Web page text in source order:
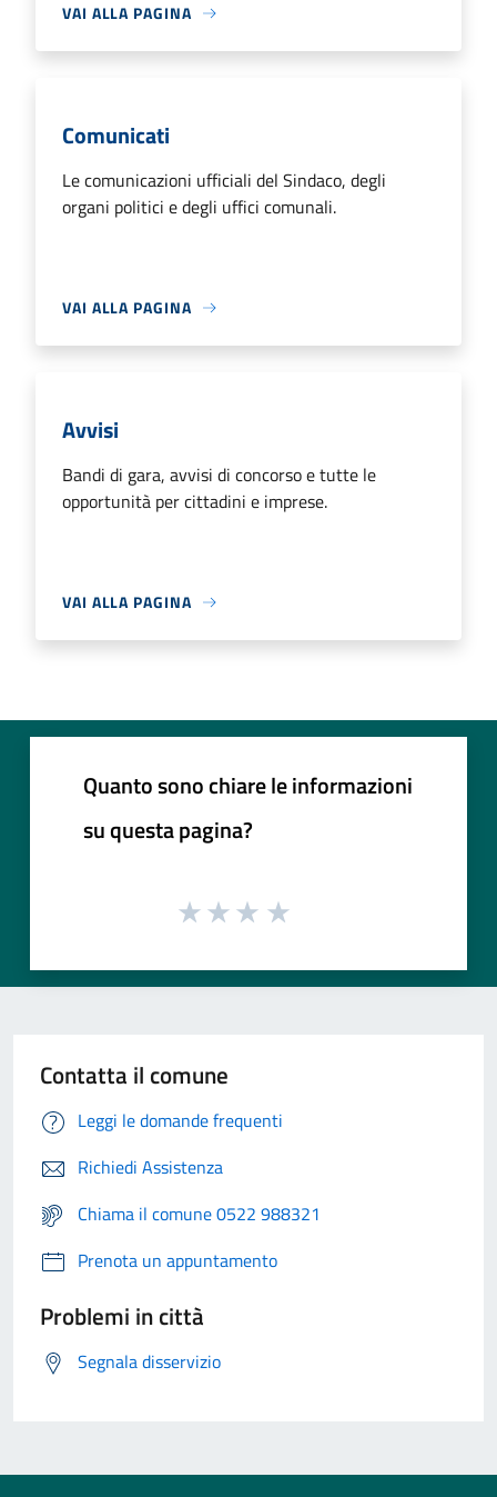
VAI ALLA PAGINA
Comunicati
Le comunicazioni ufficiali del Sindaco, degli
organi politici e degli uffici comunali.
VAI ALLA PAGINA
Avvisi
Bandi di gara, avvisi di concorso e tutte le
opportunità per cittadini e imprese.
VAI ALLA PAGINA
Quanto sono chiare le informazioni
su questa pagina?
Contatta il comune
Leggi le domande frequenti
Richiedi Assistenza
Chiama il comune 0522 988321
Prenota un appuntamento
Problemi in città
Segnala disservizio